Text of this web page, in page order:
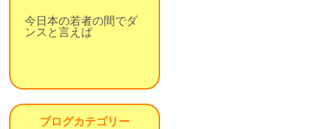
今日本の若者の間でダ
ンスと言えば
ブログカテゴリー